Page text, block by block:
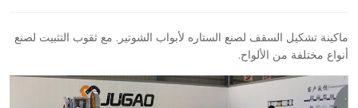
ماكينة تشكيل السقف لصنع الستاره لأبواب الشوتير. مع ثقوب التثبيت لصنع
أنواع مختلفة من الألواح.